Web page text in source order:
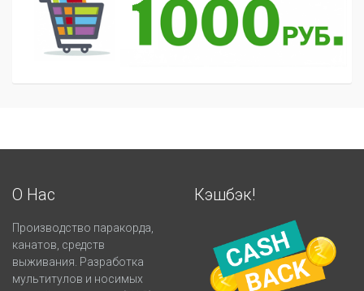
О Нас
Производство паракорда,
канатов, средств
выживания. Разработка
мультитулов и носимых
Кэшбэк!